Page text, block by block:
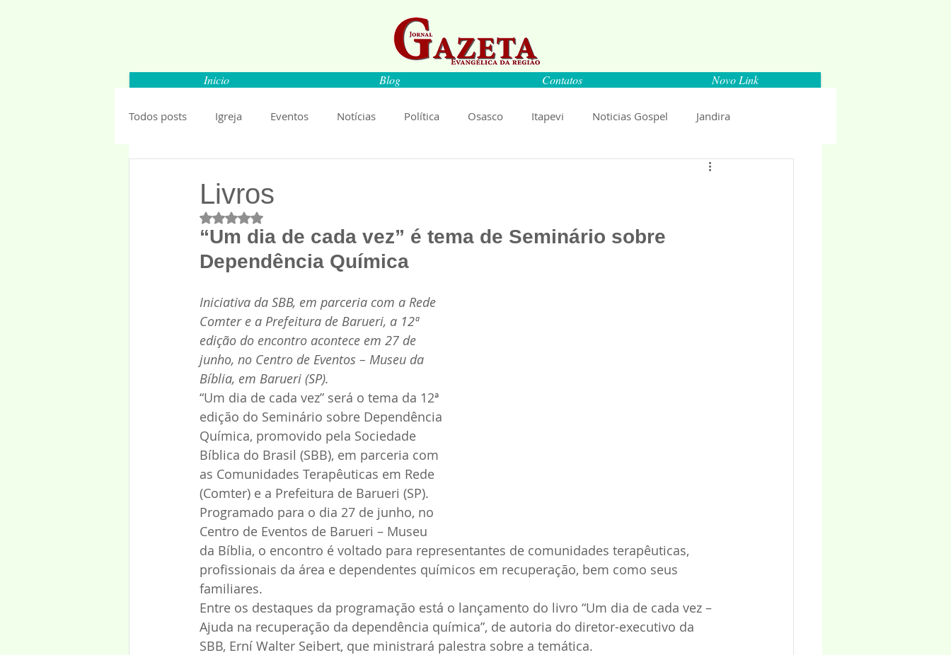
Inicio Blog Contatos Novo Link
Todos posts Igreja Eventos Notícias Política Osasco Itapevi Noticias Gospel Jandira
Espaço Parlamentar
Esportes Segurança Ciência Educação Livro Anuncio 2018
Livros
Avaliado com NaN de 5 estrelas.
“Um dia de cada vez” é tema de Seminário sobre
Dependência Química
Iniciativa da SBB, em parceria com a Rede
Comter e a Prefeitura de Barueri, a 12ª
edição do encontro acontece em 27 de
junho, no Centro de Eventos – Museu da
Bíblia, em Barueri (SP).
“Um dia de cada vez” será o tema da 12ª
edição do Seminário sobre Dependência
Química, promovido pela Sociedade
Bíblica do Brasil (SBB), em parceria com
as Comunidades Terapêuticas em Rede
(Comter) e a Prefeitura de Barueri (SP).
Programado para o dia 27 de junho, no
Centro de Eventos de Barueri – Museu
da Bíblia, o encontro é voltado para representantes de comunidades terapêuticas,
profissionais da área e dependentes químicos em recuperação, bem como seus
familiares.
Entre os destaques da programação está o lançamento do livro “Um dia de cada vez –
Ajuda na recuperação da dependência química”, de autoria do diretor-executivo da
SBB, Erní Walter Seibert, que ministrará palestra sobre a temática.